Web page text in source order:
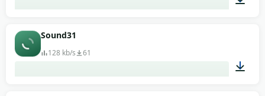
Sound31
128 kb/s 61